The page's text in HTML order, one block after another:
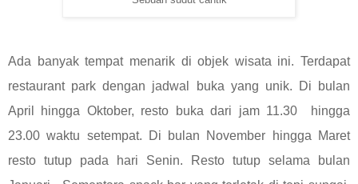
Ada banyak tempat menarik di objek wisata ini. Terdapat
restaurant park dengan jadwal buka yang unik. Di bulan
April hingga Oktober, resto buka dari jam 11.30 hingga
23.00 waktu setempat. Di bulan November hingga Maret
resto tutup pada hari Senin. Resto tutup selama bulan